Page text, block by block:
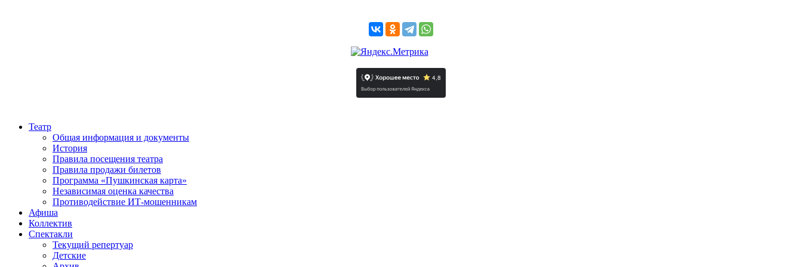
Театр
Общая информация и документы
История
Правила посещения театра
Правила продажи билетов
Программа «Пушкинская карта»
Независимая оценка качества
Противодействие ИТ-мошенникам
Афиша
Коллектив
Спектакли
Текущий репертуар
Детские